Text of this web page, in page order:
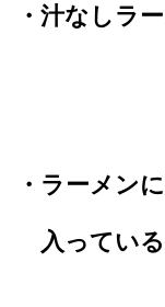
・汁なしラ
・ラーメン
入っている